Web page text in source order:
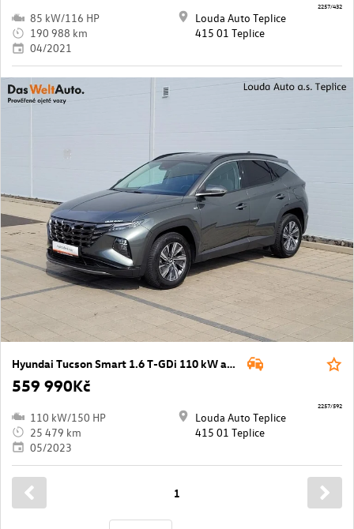
85 kW/116 HP
190 988 km
04/2021
Louda Auto Teplice
415 01 Teplice
2257/432
Hyundai Tucson Smart 1.6 T-GDi 110 kW automat ,DPH
559 990Kč
110 kW/150 HP
25 479 km
05/2023
Louda Auto Teplice
415 01 Teplice
2257/592
1